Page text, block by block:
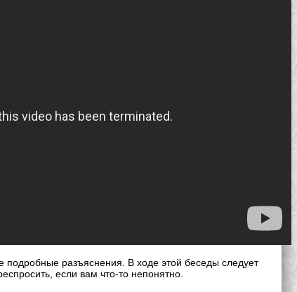
разъяснения. В ходе этой беседы следует
если вам что-то непонятно.